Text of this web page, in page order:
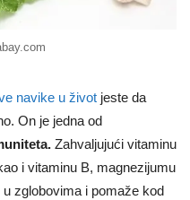
navike u život jeste da
On je jedna od
Zahvaljujući vitaminu
i vitaminu B, magnezijumu
zglobovima i pomaže kod